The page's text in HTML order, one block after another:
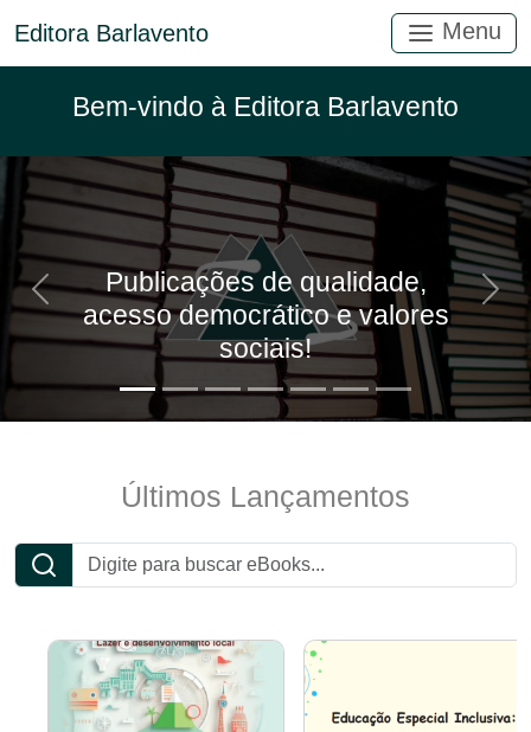
Editora Barlavento Menu
Bem-vindo à Editora Barlavento
Publicações de qualidade,
acesso democrático e valores
sociais!
Anterior
Últimos Lançamentos